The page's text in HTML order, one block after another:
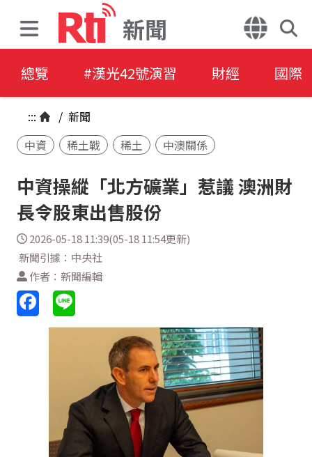
新聞
總覽 #漢光42號演習 財經 國際
::: / 新聞
中資
稀土戰 稀土 中澳關係
中資操縱「北方礦業」惹議 澳洲財
長令股東出售股份
2026-05-18 11:39(05-18 11:54更新)
新聞引據：中央社
作者：新聞編輯